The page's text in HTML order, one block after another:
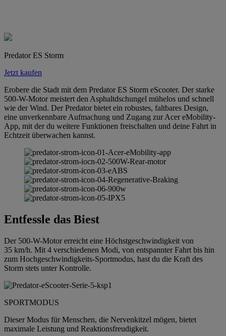
Predator ES Storm
Jetzt kaufen
Erobere die Stadt mit dem Predator ES Storm eScooter. Der starke
500-W-Motor meistert den Asphaltdschungel mühelos und schnell
wie der Wind. Der Predator bietet ein robustes, faltbares Design,
eine unverkennbare Aufmachung und Zugang zur Acer eMobility-
App, mit der du weitere Funktionen freischalten und deine Fahrt in
Echtzeit überwachen kannst.
Entfessle das Biest
Der 500-W-Motor erreicht eine Höchstgeschwindigkeit von
35 km/h. Mit 4 verschiedenen Modi, von entspannter Fahrt bis hin
zum Hochgeschwindigkeits-Sportmodus, hast du die Kraft des
Storm stets unter Kontrolle.
SPORTMODUS
Dieser Modus für Menschen, die Nervenkitzel mögen, bietet
maximale Leistung und Reaktionsfreudigkeit.